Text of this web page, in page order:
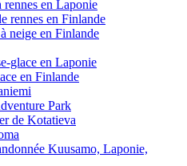
rennes en Laponie
rennes en Finlande
neige en Finlande
glace en Laponie
en Finlande
Park
de Kotatieva
Kuusamo, Laponie,